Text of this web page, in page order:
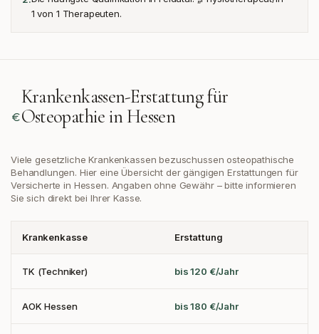
1 von 1 Therapeuten.
Krankenkassen-Erstattung für
Osteopathie inHessen
Viele gesetzliche Krankenkassen bezuschussen osteopathische
Behandlungen. Hier eine Übersicht der gängigen Erstattungen für
Versicherte in Hessen. Angaben ohne Gewähr – bitte informieren
Sie sich direkt bei Ihrer Kasse.
Krankenkasse Erstattung
TK (Techniker) bis 120 €/Jahr
AOK Hessen bis 180 €/Jahr